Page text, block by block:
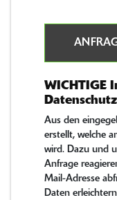
WICHTIGE
Datenschutz
Aus den
erstellt, welche
wird. Dazu und
Anfrage
Mail-Adresse
Daten